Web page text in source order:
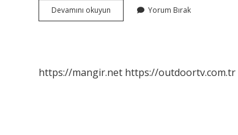
Devamını okuyun Binance
Pozisyonlar
Yorum Bırak
https://mangir.net https://outdoortv.com.tr